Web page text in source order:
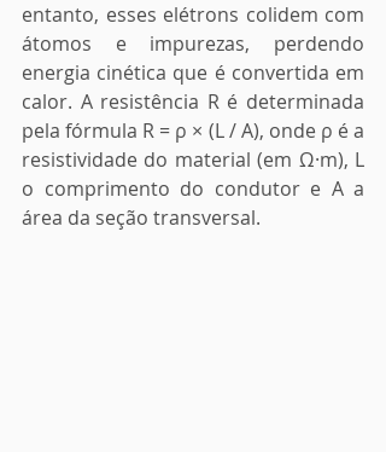
entanto, esses elétrons colidem com
átomos e impurezas, perdendo
energia cinética que é convertida em
calor. A resistência R é determinada
pela fórmula R = ρ × (L / A), onde ρ é a
resistividade do material (em Ω·m), L
o comprimento do condutor e A a
área da seção transversal.